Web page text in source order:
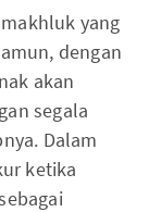
yang
dengan
akan
segala
Dalam
ketika